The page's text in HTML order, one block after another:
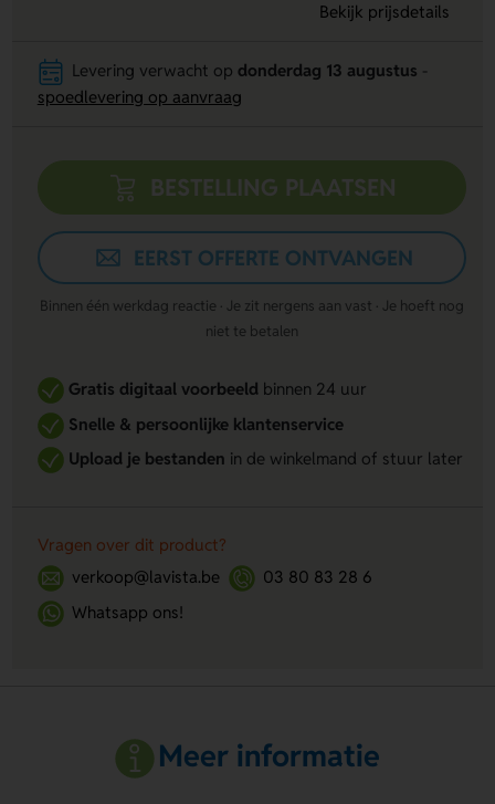
Bekijk prijsdetails
Levering verwacht op donderdag 13 augustus
spoedlevering op aanvraag
BESTELLING PLAATSEN
EERST OFFERTE ONTVANGEN
Binnen één werkdag reactie · Je zit nergens aan vast · Je hoeft nog
niet te betalen
Gratis digitaal voorbeeldbinnen 24 uur
Snelle & persoonlijke klantenservice
Upload je bestanden in de winkelmand of stuur later
Vragen over dit product?
verkoop@lavista.be
03 80 83 28 6
Whatsapp ons!
Meer informatie